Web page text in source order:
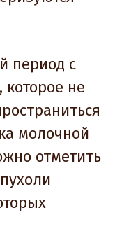
период с
не
молочной
отметить